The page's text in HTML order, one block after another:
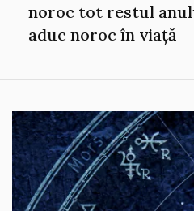
noroc tot restul
aduc noroc în viață